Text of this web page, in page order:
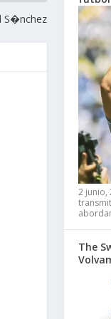
S�nchez
2 junio,
The